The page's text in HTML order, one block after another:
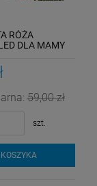
RÓŻA
DLA MAMY
59,00 zł
szt.
KOSZYKA